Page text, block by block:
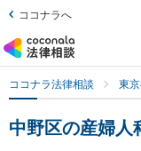
ココナラへ
ココナラ法律相談 東
中野区の産婦人